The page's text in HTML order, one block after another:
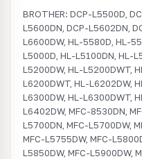
BROTHER: DCP-L5500D,
L5600DN, DCP-L5602DN,
L6600DW, HL-5580D, HL-
L5000D, HL-L5100DN, HL-
L5200DW, HL-L5200DWT,
L6200DWT, HL-L6202DW,
L6300DW, HL-L6300DWT,
L6402DW, MFC-8530DN,
L5700DN, MFC-L5700DW,
MFC-L5755DW, MFC-
L5850DW, MFC-L5900DW,